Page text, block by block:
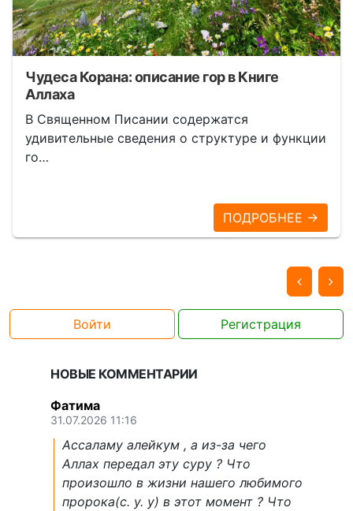
Чудеса Корана: описание гор в Книге
Аллаха
В Священном Писании содержатся
удивительные сведения о структуре и функции
го…
ПОДРОБНЕЕ →
Войти Регистрация
НОВЫЕ КОММЕНТАРИИ
Фатима
31.07.2026 11:16
Ассаламу алейкум , а из-за чего
Аллах передал эту суру ? Что
произошло в жизни нашего любимого
пророка(с. у. у) в этот момент ? Что